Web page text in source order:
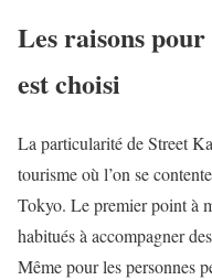
Les raisons
est choisi
La particularité de Street
tourisme où l’on se
Tokyo. Le premier point à
habitués à accompagner
Même pour les personnes